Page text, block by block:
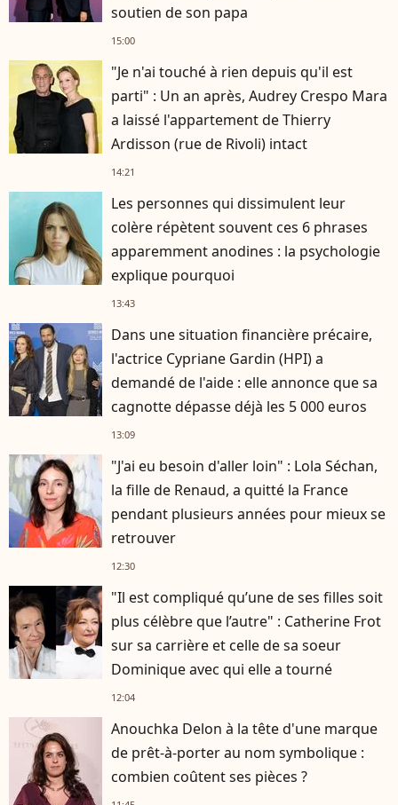
soutien de son papa
15:00
"Je n'ai touché à rien depuis qu'il est
parti" : Un an après, Audrey Crespo Mara
a laissé l'appartement de Thierry
Ardisson (rue de Rivoli) intact
14:21
Les personnes qui dissimulent leur
colère répètent souvent ces 6 phrases
apparemment anodines : la psychologie
explique pourquoi
13:43
Dans une situation financière précaire,
l'actrice Cypriane Gardin (HPI) a
demandé de l'aide : elle annonce que sa
cagnotte dépasse déjà les 5 000 euros
13:09
"J'ai eu besoin d'aller loin" : Lola Séchan,
la fille de Renaud, a quitté la France
pendant plusieurs années pour mieux se
retrouver
12:30
"Il est compliqué qu’une de ses filles soit
plus célèbre que l’autre" : Catherine Frot
sur sa carrière et celle de sa soeur
Dominique avec qui elle a tourné
12:04
Anouchka Delon à la tête d'une marque
de prêt-à-porter au nom symbolique :
combien coûtent ses pièces ?